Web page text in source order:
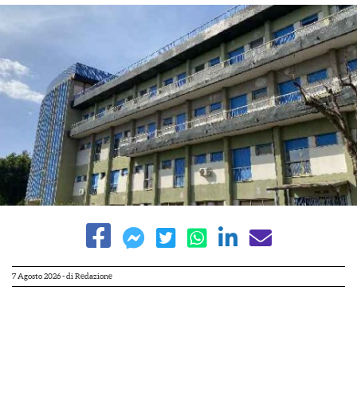
7 Agosto 2026- di Redazione